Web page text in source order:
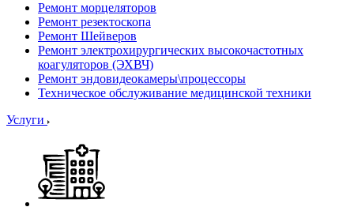
Ремонт морцеляторов
Ремонт резектоскопа
Ремонт Шейверов
Ремонт электрохирургических высокочастотных
коагуляторов (ЭХВЧ)
Ремонт эндовидеокамеры\процессоры
Техническое обслуживание медицинской техники
Услуги